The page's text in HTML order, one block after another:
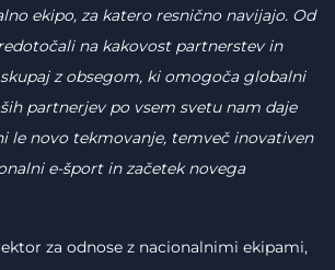
ekipo, za katero resnično navijajo. Od
na kakovost partnerstev in
z obsegom, ki omogoča globalni
partnerjev po vsem svetu nam daje
le novo tekmovanje, temveč inovativen
e-šport in začetek novega
za odnose z nacionalnimi ekipami,